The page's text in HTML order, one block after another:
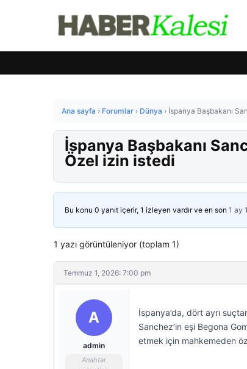
Ana sayfa › Forumlar › Dünya › İspanya Başbakanı
İspanya Başbakanı
Özel izin istedi
Bu konu 0 yanıt içerir, 1 izleyen vardır ve en son 1 ay
1 yazı görüntüleniyor (toplam 1)
Temmuz 1, 2026: 7:00 pm
A
admin
Anahtar
İspanya’da, dört ayrı
Sanchez’in eşi Begona
etmek için mahkemeden